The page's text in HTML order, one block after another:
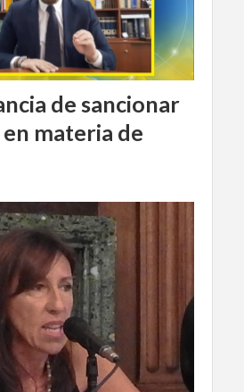
de sancionar
materia de